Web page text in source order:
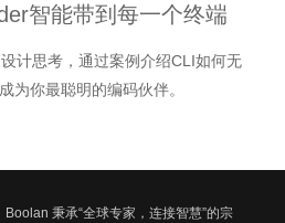
智能带到每一个终端
计思考，通过案例介绍CLI如何无
为你最聪明的编码伙伴。
Boolan 秉承“全球专家，连接智慧”的宗